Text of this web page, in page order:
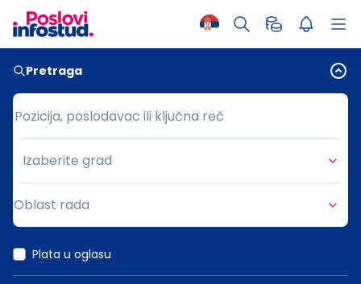
Pretraga
Pozicija, poslodavac ili ključna reč
Pozicija, poslodavac ili ključna reč
Grad
Izaberite grad
Oblast rada
Plata u oglasu